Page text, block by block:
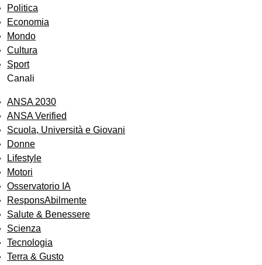
Politica
Economia
Mondo
Cultura
Sport
Canali
ANSA 2030
ANSA Verified
Scuola, Università e Giovani
Donne
Lifestyle
Motori
Osservatorio IA
ResponsAbilmente
Salute & Benessere
Scienza
Tecnologia
Terra & Gusto